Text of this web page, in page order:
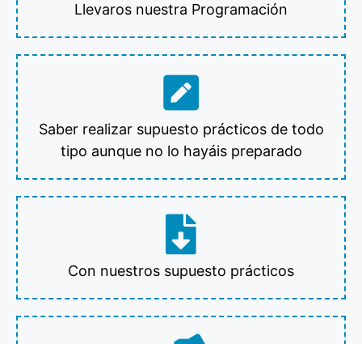
Llevaros nuestra Programación
Saber realizar supuesto prácticos de todo
tipo aunque no lo hayáis preparado
Con nuestros supuesto prácticos